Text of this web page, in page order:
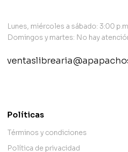
Lunes, miércoles a sábado: 3:00
Domingos y martes: No hay
Políticas
Términos y condiciones
Política de privacidad